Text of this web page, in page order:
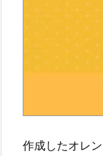
作成したオレ